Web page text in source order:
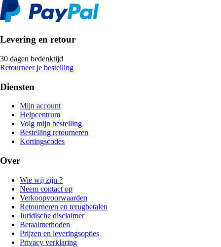
Levering en retour
30 dagen bedenktijd
Retourneer je bestelling
Diensten
Mijn account
Helpcentrum
Volg mijn bestelling
Bestelling retourneren
Kortingscodes
Over
Wie wij zijn ?
Neem contact op
Verkoopvoorwaarden
Retourneren en terugbetalen
Juridische disclaimer
Betaalmethoden
Prijzen en leveringsopties
Privacy verklaring